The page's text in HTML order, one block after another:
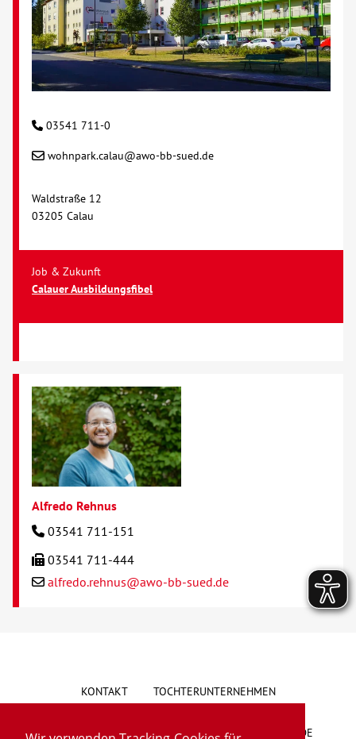
03541 711-0
wohnpark.calau@awo-bb-sued.de
Waldstraße 12
03205 Calau
Job & Zukunft
Calauer Ausbildungsfibel
Alfredo Rehnus
03541 711-151
03541 711-444
alfredo.rehnus@awo-bb-sued.de
KONTAKT TOCHTERUNTERNEHMEN
HINWEISGEBERSYSTEM VORSCHLAG/BESCHWERDE